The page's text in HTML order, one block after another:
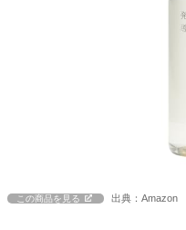
この商品を見る 出典：Amazon